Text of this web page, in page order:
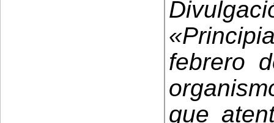
febrero
que